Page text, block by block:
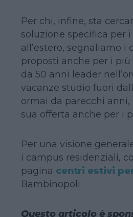
Per chi, infine, sta
soluzione specifica per
all’estero, segnaliamo i
proposti anche per i più
da 50 anni leader
vacanze studio fuori
ormai da parecchi anni,
sua offerta anche per i
Per una visione
i campus residenziali,
pagina centri estivi
Bambinopoli.
Questo articolo è